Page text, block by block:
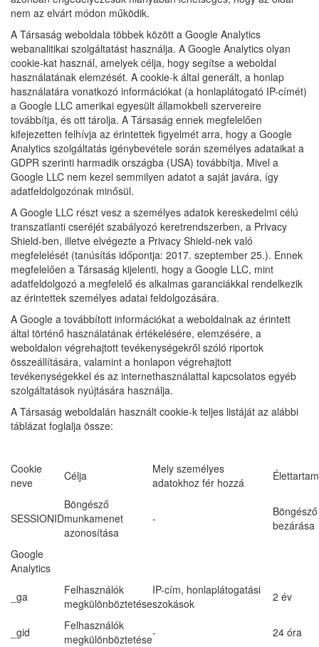
nem az elvárt módon működik.
A Társaság weboldala többek között a Google Analytics
webanalitikai szolgáltatást használja. A Google Analytics olyan
cookie-kat használ, amelyek célja, hogy segítse a weboldal
használatának elemzését. A cookie-k által generált, a honlap
használatára vonatkozó információkat (a honlaplátogató IP-címét)
a Google LLC amerikai egyesült államokbeli szervereire
továbbítja, és ott tárolja. A Társaság ennek megfelelően
kifejezetten felhívja az érintettek figyelmét arra, hogy a Google
Analytics szolgáltatás igénybevétele során személyes adataikat a
GDPR szerinti harmadik országba (USA) továbbítja. Mivel a
Google LLC nem kezel semmilyen adatot a saját javára, így
adatfeldolgozónak minősül.
A Google LLC részt vesz a személyes adatok kereskedelmi célú
transzatlanti cseréjét szabályozó keretrendszerben, a Privacy
Shield-ben, illetve elvégezte a Privacy Shield-nek való
megfelelését (tanúsítás időpontja: 2017. szeptember 25.). Ennek
megfelelően a Társaság kijelenti, hogy a Google LLC, mint
adatfeldolgozó a megfelelő és alkalmas garanciákkal rendelkezik
az érintettek személyes adatai feldolgozására.
A Google a továbbított információkat a weboldalnak az érintett
által történő használatának értékelésére, elemzésére, a
weboldalon végrehajtott tevékenységekről szóló riportok
összeállítására, valamint a honlapon végrehajtott
tevékenységekkel és az internethasználattal kapcsolatos egyéb
szolgáltatások nyújtására használja.
A Társaság weboldalán használt cookie-k teljes listáját az alábbi
táblázat foglalja össze:
Cookie
neve
Célja
Mely személyes
adatokhoz fér hozzá
SESSIONID
Böngésző
munkamenet
azonosítása
-
Böngésző
bezárása
Google
Analytics
_ga
Felhasználók
megkülönböztetése
IP-cím, honlaplátogatási
szokások
2 év
_gid
Felhasználók
megkülönböztetése-
24 óra